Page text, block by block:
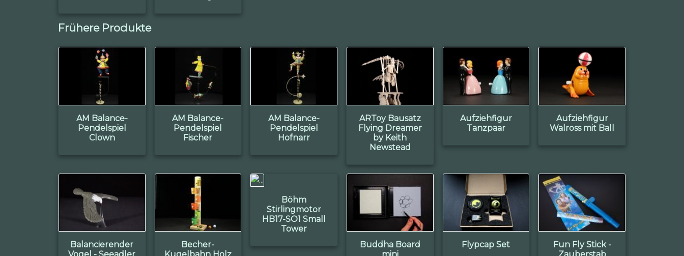
Frühere Produkte
AM Balance-
Pendelspiel
Clown
AM Balance-
Pendelspiel
Fischer
AM Balance-
Pendelspiel
Hofnarr
ARToy Bausatz
Flying Dreamer
by Keith
Newstead
Aufziehfigur
Tanzpaar
Aufziehfigur
Walross mit Ball
Balancierender
Becher-
Böhm
Stirlingmotor
HB17-SO1 Small
Tower
Buddha Board
Flypcap Set
Fun Fly Stick -